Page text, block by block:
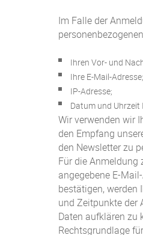
Im Falle der
Ihren Vor- und
Ihre E-Mail-Adresse;
IP-Adresse;
Datum und Uhrzeit
Wir verwenden wir
den Empfang
den Newsletter zu
Für die Anmeldung
angegebene E-
bestätigen, werden
und Zeitpunkte der
Daten aufklären zu
Rechtsgrundlage